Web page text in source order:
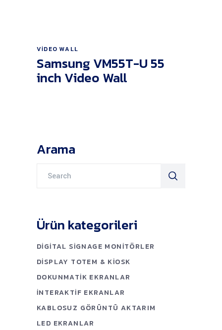
VIDEO WALL
Samsung VM55T-U 55
inch Video Wall
Arama
for:
Ürün kategorileri
DIGITAL SIGNAGE MONITÖRLER
DISPLAY TOTEM & KIOSK
DOKUNMATIK EKRANLAR
İNTERAKTIF EKRANLAR
KABLOSUZ GÖRÜNTÜ AKTARIM
LED EKRANLAR